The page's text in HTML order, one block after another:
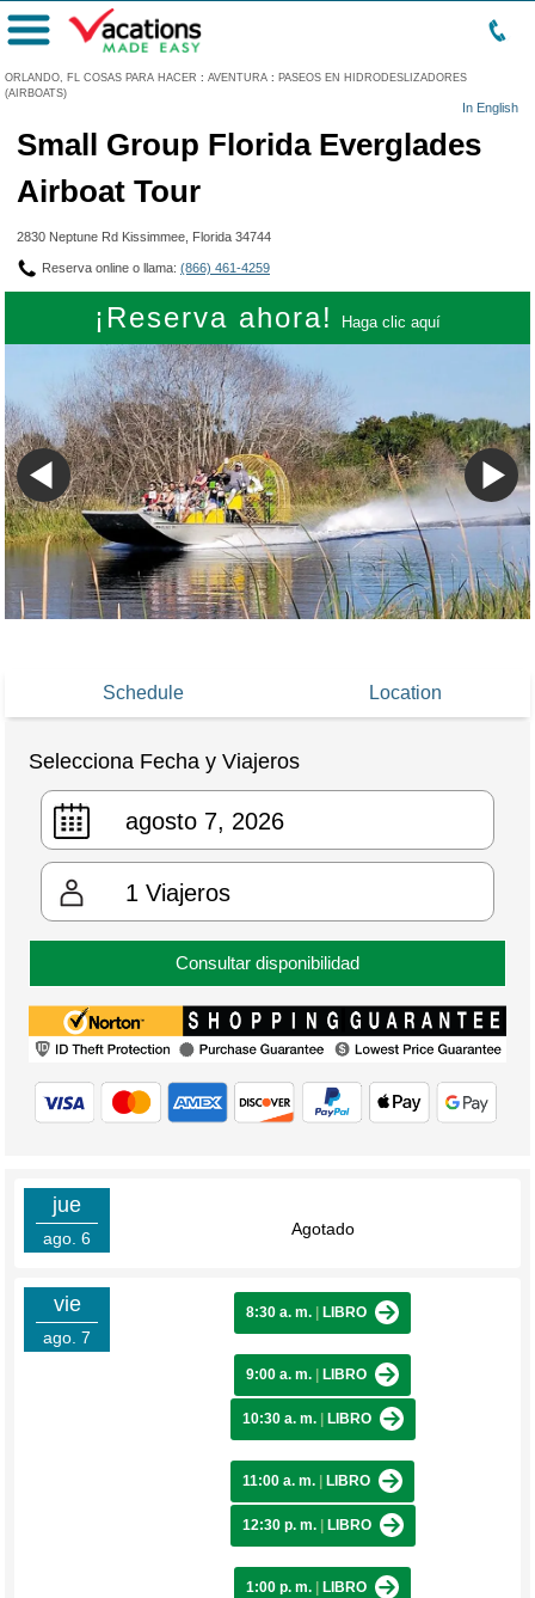
ORLANDO, FL COSAS PARA HACER : AVENTURA : PASEOS EN HIDRODESLIZADORES
(AIRBOATS)
In English
Menú
Small Group Florida Everglades
Airboat Tour
2830 Neptune Rd Kissimmee, Florida 34744
Reserva online o llama: (866) 461-4259
¡Reserva ahora! Haga clic aquí
Schedule Location
Selecciona Fecha y Viajeros
1 Viajeros
Consultar disponibilidad
jue
ago. 6 Agotado
vie
ago. 7
8:30 a. m. LIBRO
9:00 a. m. LIBRO
10:30 a. m. LIBRO
11:00 a. m. LIBRO
12:30 p. m. LIBRO
1:00 p. m. LIBRO